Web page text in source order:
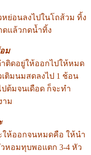
ย่อนลงไปในโถส้วม ทิ้ง
ดแล้วกดน้ำทิ้ง
ม
ติดอยู่ให้ออกไปให้หมด
เติมนมสดลงไป 1 ช้อน
ต้มจนเดือด ก็จะทำ
าม
ให้ออกจนหมดคือ ให้นำ
หอมทุบพอแตก 3-4 หัว